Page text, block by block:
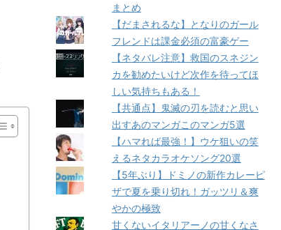
まとめ
【だまされるな】となりのガール
フレンドは課金必須の富豪ゲー
【ネタバレ注意】救国のスネジン
カを勧めたいけど次作を待ってほ
しい気持ちもある！
【共通点】鬼滅の刃を読むと思い
出すあのマンガこのマンガ5選
【ハマれば最強！】ウケ狙いの笑
えるネタカラオケソング20選
【5年ぶり】ドミノの新作カレーピ
ザで夏を乗り切れ！ガッツリ＆爽
やかの極致
甘くないイタリアーノの甘くなさ